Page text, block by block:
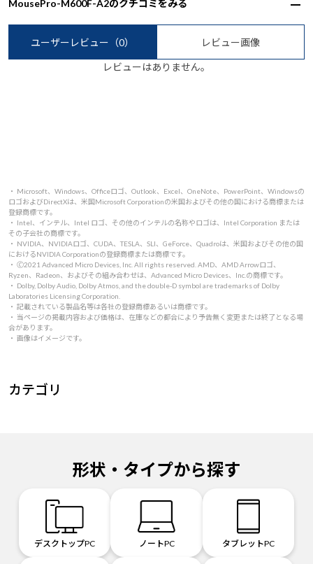
MousePro-M600F-A2のクチコミをみる
ユーザーレビュー （0） レビュー画像
レビューはありません。
・ Microsoft、Windows、Officeロゴ、Outlook、Excel、OneNote、PowerPoint、Windowsの
ロゴおよびDirectXは、米国Microsoft Corporationの米国およびその他の国における商標または
登録商標です。
・ Intel、インテル、Intel ロゴ、その他のインテルの名称やロゴは、Intel Corporation または
その子会社の商標です。
・ NVIDIA、NVIDIAロゴ、CUDA、TESLA、SLI、GeForce、Quadroは、米国およびその他の国
におけるNVIDIA Corporationの登録商標または商標です。
・ 🄫2021 Advanced Micro Devices, Inc. All rights reserved. AMD、AMD Arrowロゴ、
Ryzen、Radeon、およびその組み合わせは、Advanced Micro Devices、Inc.の商標です。
・ Dolby, Dolby Audio, Dolby Atmos, and the double-D symbol are trademarks of Dolby
Laboratories Licensing Corporation.
・ 記載されている製品名等は各社の登録商標あるいは商標です。
・ 当ページの掲載内容および価格は、在庫などの都合により予告無く変更または終了となる場
合があります。
・ 画像はイメージです。
カテゴリ
形状・タイプから探す
デスクトップPC ノートPC タブレットPC